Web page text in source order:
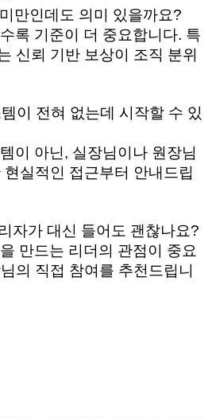
만인데도 의미 있을까요?
록 기준이 더 중요합니다. 특
신뢰 기반 보상이 조직 분위
이 전혀 없는데 시작할 수 있
이 아닌, 실장님이나 원장님
실적인 접근부터 안내드립
자가 대신 들어도 괜찮나요?
만드는 리더의 관점이 중요
의 직접 참여를 추천드립니